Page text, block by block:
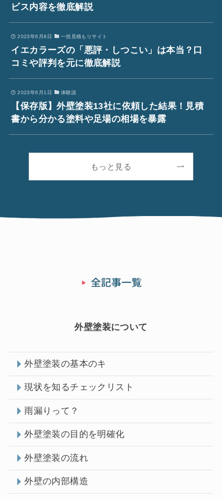
ビス内容を徹底解説
2023年6月8日 一括見積もりサイト
イエカラーズの「悪評・しつこい」は本当？口
コミや評判を元に徹底解説
2023年6月1日 体験談
【保存版】外壁塗装13社に依頼した結果！見積
書から分かる塗料や足場の相場を暴露
もっと見る
外壁塗装について
外壁塗装の基本のキ
現状を知るチェックリスト
雨漏りって？
外壁塗装の目的を明確化
外壁塗装の流れ
外壁の内部構造